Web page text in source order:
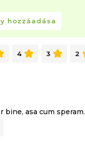
hozzáadása
4 3 2
bine, asa cum speram.